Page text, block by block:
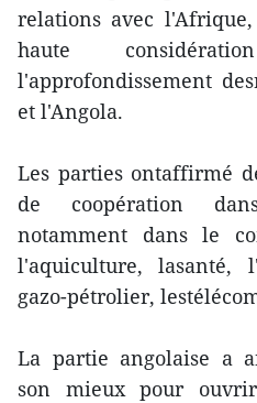
relations avec
haute
l'approfondissement
et l'Angola.
Les parties ontaffirmé
de coopération
notamment dans le
l'aquiculture, lasanté,
gazo-pétrolier,
La partie angolaise a
son mieux pour